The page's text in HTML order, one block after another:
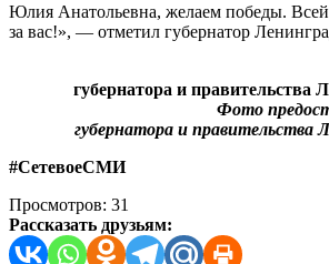
Юлия Анатольевна, желаем победы. Всей
за вас!», — отметил губернатор
губернатора и правительства
Фото
губернатора и правительства
#СетевоеСМИ
Просмотров: 31
Рассказать друзьям: